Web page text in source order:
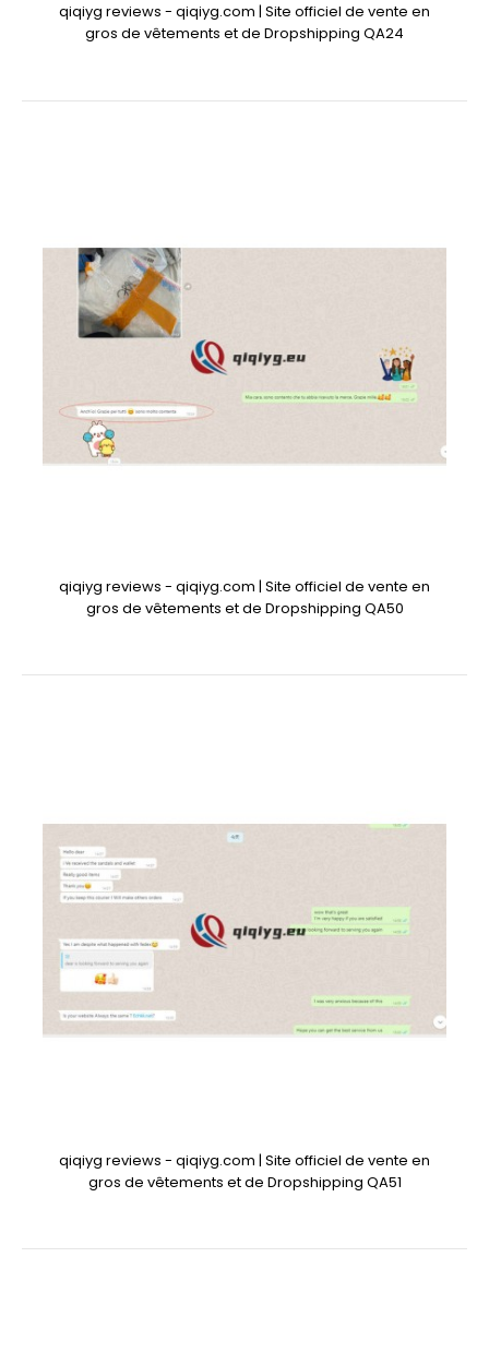
qiqiyg reviews - qiqiyg.com | Site officiel de vente en
gros de vêtements et de Dropshipping QA24
qiqiyg reviews - qiqiyg.com | Site officiel de vente en
gros de vêtements et de Dropshipping QA50
qiqiyg reviews - qiqiyg.com | Site officiel de vente en
gros de vêtements et de Dropshipping QA51